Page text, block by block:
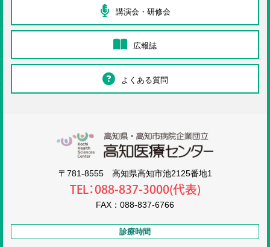
講演会・研修会
広報誌
よくある質問
〒781-8555 高知県高知市池2125番地1
TEL：088-837-3000(代表)
FAX：088-837-6766
診療時間